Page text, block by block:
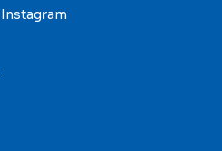
Instagram